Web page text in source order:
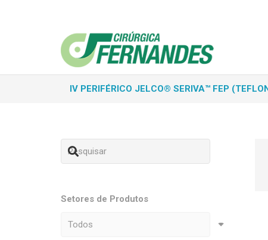
IV PERIFÉRICO JELCO® SERIVA™ FEP
Setores de Produtos